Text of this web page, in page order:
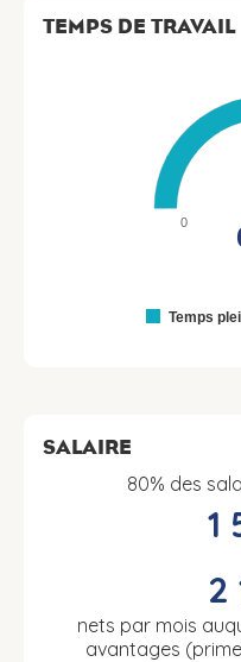
TEMPS DE TRAVAIL
Temps
0
SALAIRE
80% des
1
2
nets par mois
avantages